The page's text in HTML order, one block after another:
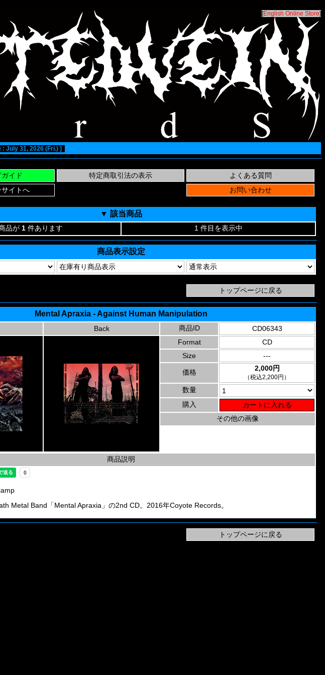
[English Online Store]
: July 31, 2026 (Fri.) ]
▼ 該当商品
品が 1 件あります 1 件目を表示中
商品表示設定
Mental Apraxia - Against Human Manipulation
Back 商品ID
CD06343
Format
CD
Size
---
価格 2,000円
（税込2,200円）
数量
購入
その他の画像
商品説明
Metal Band「Mental Apraxia」の2nd CD。2016年Coyote Records。